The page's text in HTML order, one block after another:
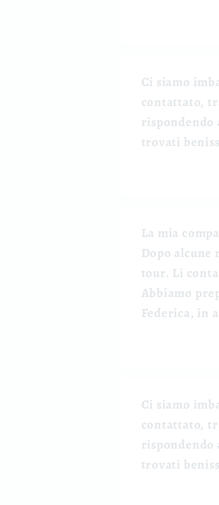
Ci siamo
contattato,
rispondendo
trovati
La mia
Dopo
tour. Li
Abbiamo
Federica, in
Ci siamo
contattato,
rispondendo
trovati